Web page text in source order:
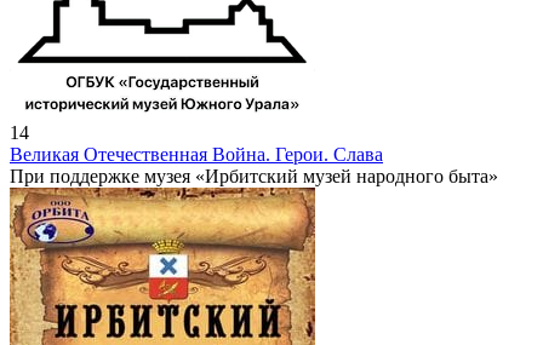
14
Великая Отечественная Война. Герои. Слава
При поддержке музея «Ирбитский музей народного быта»